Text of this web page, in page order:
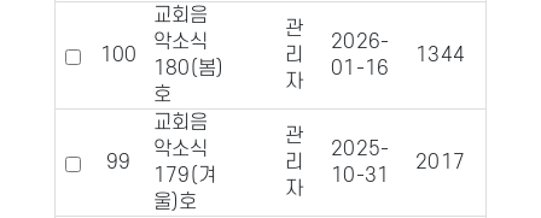
100
교회음
악소식
180(봄)
호
관
리
자
2026-
01-16
1344
99
교회음
악소식
179(겨
울)호
관
리
자
2025-
10-31
2017